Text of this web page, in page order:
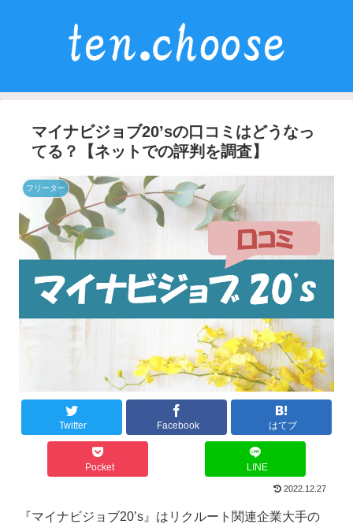
マイナビジョブ20’sの口コミはどうなっ
てる？【ネットでの評判を調査】
フリーター
Twitter Facebook はてブ
Pocket LINE
2022.12.27
『マイナビジョブ20’s』はリクルート関連企業大手の